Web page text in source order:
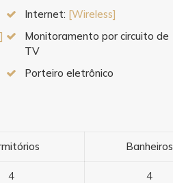
Internet: [Wireless]
Monitoramento por circuito de
TV
Porteiro eletrônico
Banheiros
4 4